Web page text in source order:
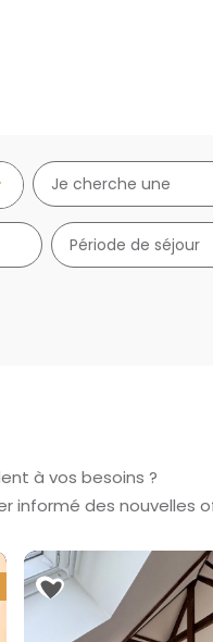
Je cherche une
Période de séjour
à vos besoins ?
informé des nouvelles